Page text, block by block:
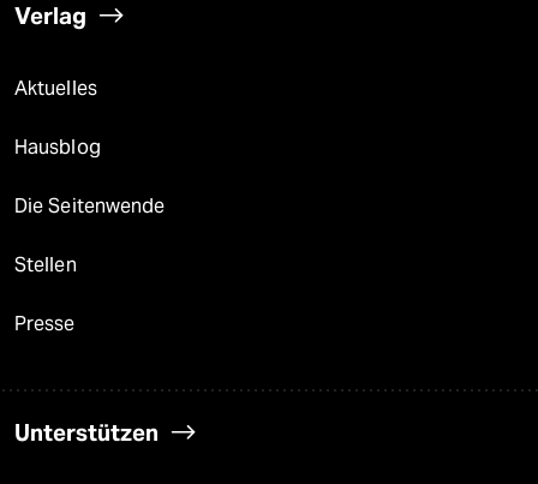
Verlag
Aktuelles
Hausblog
Die Seitenwende
Stellen
Presse
Unterstützen